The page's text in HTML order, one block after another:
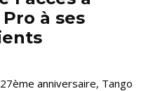
à ses
anniversaire, Tango